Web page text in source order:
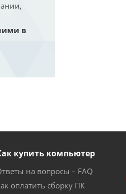
в
купить компьютер
на вопросы – FAQ
оплатить сборку ПК